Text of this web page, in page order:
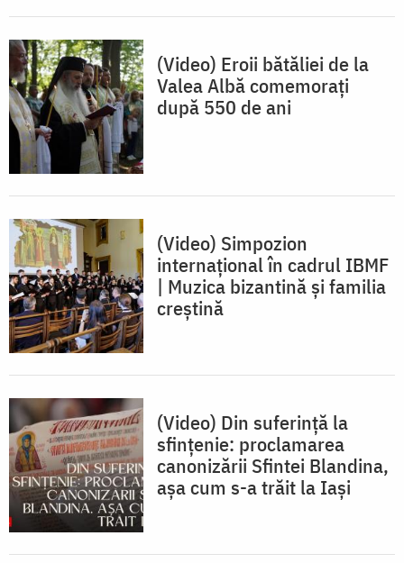
(Video) Eroii bătăliei de la
Valea Albă comemorați
după 550 de ani
(Video) Simpozion
internațional în cadrul IBMF
| Muzica bizantină și familia
creștină
(Video) Din suferință la
sfințenie: proclamarea
canonizării Sfintei Blandina,
așa cum s-a trăit la Iași